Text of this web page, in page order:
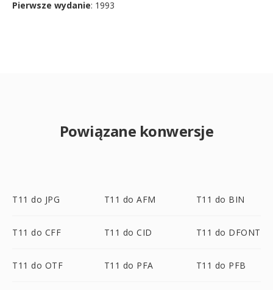
Pierwsze wydanie: 1993
Powiązane konwersje
T11 do JPG T11 do AFM T11 do BIN
T11 do CFF T11 do CID T11 do DFONT
T11 do OTF T11 do PFA T11 do PFB